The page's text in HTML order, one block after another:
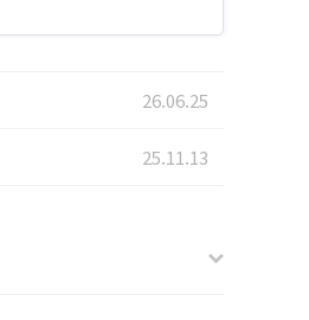
26.06.25
25.11.13